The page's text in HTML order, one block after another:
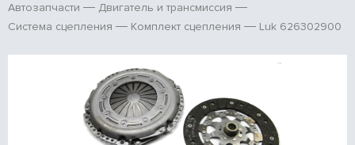
Автозапчасти
Двигатель и трансмиссия
Система сцепления
Комплект сцепления Luk 626302900